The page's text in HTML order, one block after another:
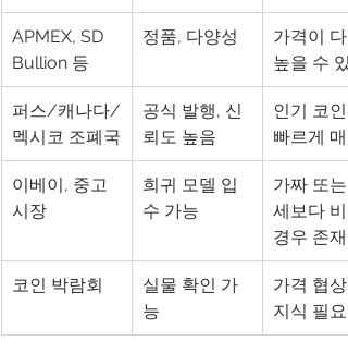
APMEX, SD
Bullion 등
정품, 다양성
가격이 다
높을 수 있
퍼스/캐나다/
멕시코 조폐국
공식 발행, 신
뢰도 높음
인기 코인
빠르게 매
이베이, 중고
시장
희귀 모델 입
수 가능
가짜 또는
세보다 비
경우 존재
코인 박람회
실물 확인 가
능
가격 협상
지식 필요